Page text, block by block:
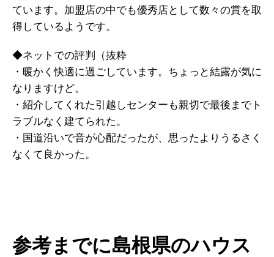
ています。加盟店の中でも優秀店として数々の賞を取
得しているようです。
◆ネットでの評判（抜粋
・暖かく快適に過ごしています。ちょっと結露が気に
なりますけど。
・紹介してくれた引越しセンターも親切で最後までト
ラブルなく建てられた。
・国道沿いで音が心配だったが、思ったよりうるさく
なくて良かった。
参考までに島根県のハウス